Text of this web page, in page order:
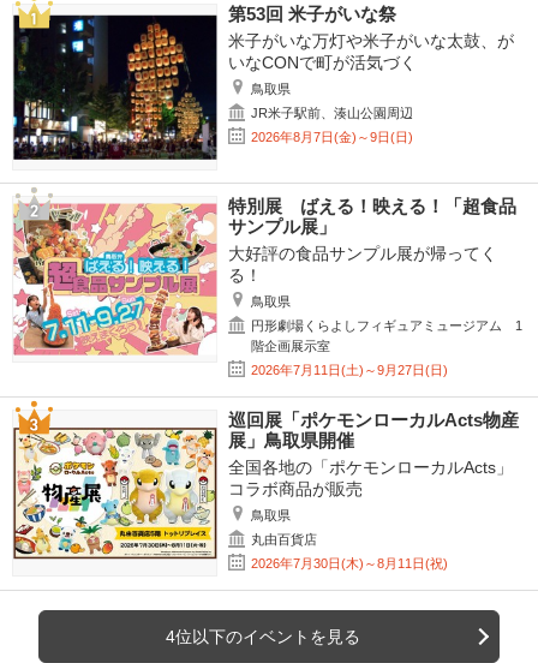
第53回 米子がいな祭
米子がいな万灯や米子がいな太鼓、が
いなCONで町が活気づく
鳥取県
JR米子駅前、湊山公園周辺
2026年8月7日(金)～9日(日)
特別展 ばえる！映える！「超食品
サンプル展」
大好評の食品サンプル展が帰ってく
る！
鳥取県
円形劇場くらよしフィギュアミュージアム 1
階企画展示室
2026年7月11日(土)～9月27日(日)
巡回展「ポケモンローカルActs物産
展」鳥取県開催
全国各地の「ポケモンローカルActs」
コラボ商品が販売
鳥取県
丸由百貨店
2026年7月30日(木)～8月11日(祝)
4位以下のイベントを見る